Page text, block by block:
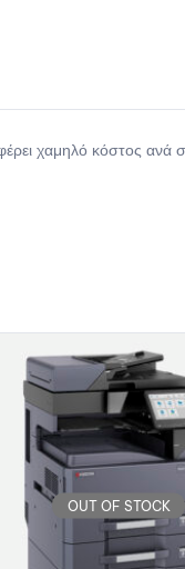
χαμηλό κόστος ανά
OUT OF STOCK